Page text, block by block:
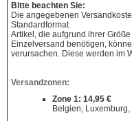
Bitte beachten Sie:
Die angegebenen
Standardformat.
Artikel, die aufgrund ihrer
Einzelversand benötigen,
verursachen. Diese werden im
Versandzonen:
Zone 1: 14,95 €
Belgien,